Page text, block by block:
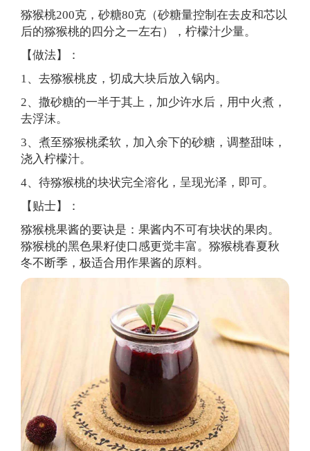
猕猴桃200克，砂糖80克（砂糖量控制在去皮和芯以
后的猕猴桃的四分之一左右），柠檬汁少量。
【做法】：
1、去猕猴桃皮，切成大块后放入锅内。
2、撒砂糖的一半于其上，加少许水后，用中火煮，
去浮沫。
3、煮至猕猴桃柔软，加入余下的砂糖，调整甜味，
浇入柠檬汁。
4、待猕猴桃的块状完全溶化，呈现光泽，即可。
【贴士】：
猕猴桃果酱的要诀是：果酱内不可有块状的果肉。
猕猴桃的黑色果籽使口感更觉丰富。猕猴桃春夏秋
冬不断季，极适合用作果酱的原料。